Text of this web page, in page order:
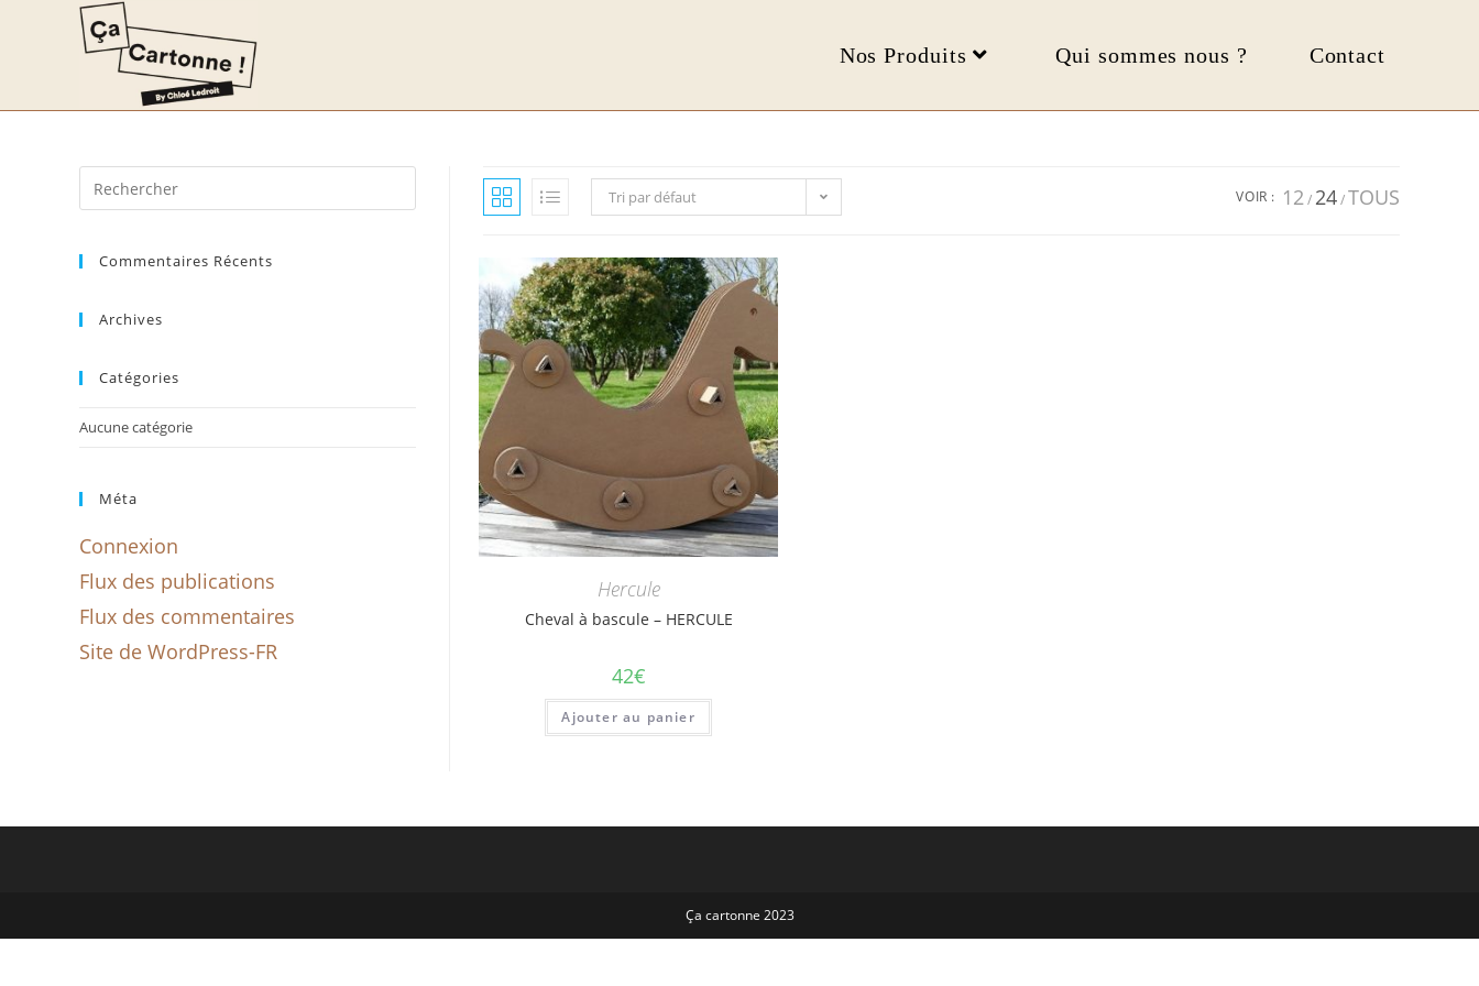
Nos Produits Qui sommes nous ? Contact
Tri par défaut VOIR : 12 24 TOUS
Hercule
Cheval à bascule – HERCULE
42€
Ajouter au panier
Commentaires Récents
Archives
Catégories
Aucune catégorie
Méta
Connexion
Flux des publications
Flux des commentaires
Site de WordPress-FR
Ça cartonne 2023